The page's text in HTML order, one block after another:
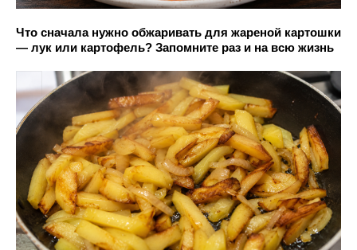
Что сначала нужно обжаривать для жареной картошки
— лук или картофель? Запомните раз и на всю жизнь